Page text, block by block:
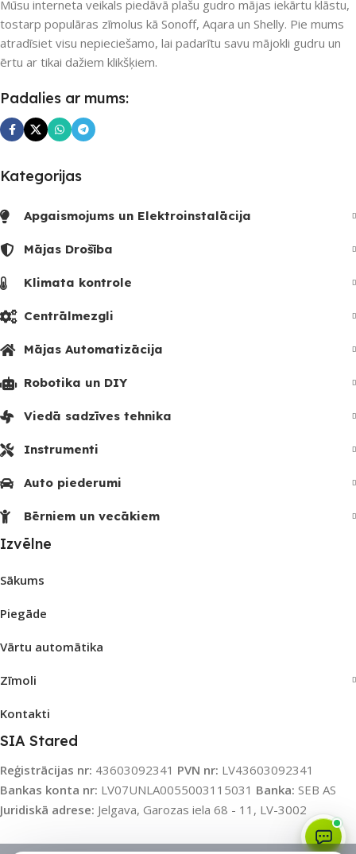
UZREIZ PIEEJAMAIS
SKAITS
UZREIZ PIEEJAMAIS
Mūsu interneta veikals piedāvā plašu gudro mājas iekārtu klāstu,
tostarp populāras zīmolus kā Sonoff, Aqara un Shelly. Pie mums
atradīsiet visu nepieciešamo, lai padarītu savu mājokli gudru un
ērtu ar tikai dažiem klikšķiem.
Padalies ar mums:
Kategorijas
Apgaismojums un Elektroinstalācija
Mājas Drošība
Klimata kontrole
Centrālmezgli
Mājas Automatizācija
Robotika un DIY
Viedā sadzīves tehnika
Instrumenti
Auto piederumi
Bērniem un vecākiem
Izvēlne
Sākums
Piegāde
Vārtu automātika
Zīmoli
Kontakti
SIA Stared
Reģistrācijas nr: 43603092341 PVN nr: LV43603092341
Bankas konta nr: LV07UNLA0055003115031 Banka: SEB AS
Juridiskā adrese: Jelgava, Garozas iela 68 - 11, LV-3002